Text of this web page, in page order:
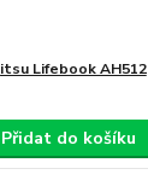
Lifebook AH512
Přidat do košíku